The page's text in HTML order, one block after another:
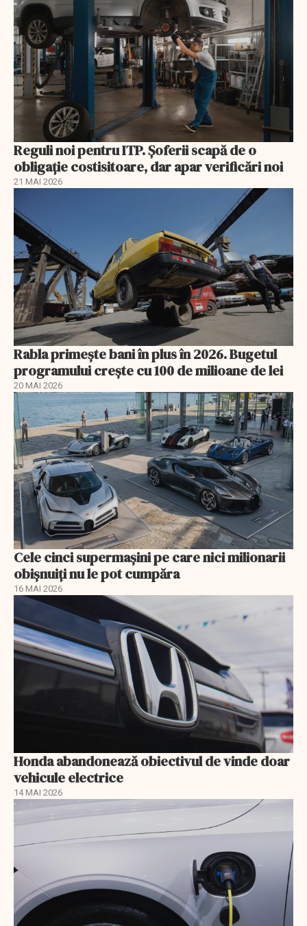
Reguli noi pentru ITP. Șoferii scapă de o
obligație costisitoare, dar apar verificări noi
21 MAI 2026
Rabla primește bani în plus în 2026. Bugetul
programului crește cu 100 de milioane de lei
20 MAI 2026
Cele cinci supermașini pe care nici milionarii
obișnuiți nu le pot cumpăra
16 MAI 2026
Honda abandonează obiectivul de vinde doar
vehicule electrice
14 MAI 2026